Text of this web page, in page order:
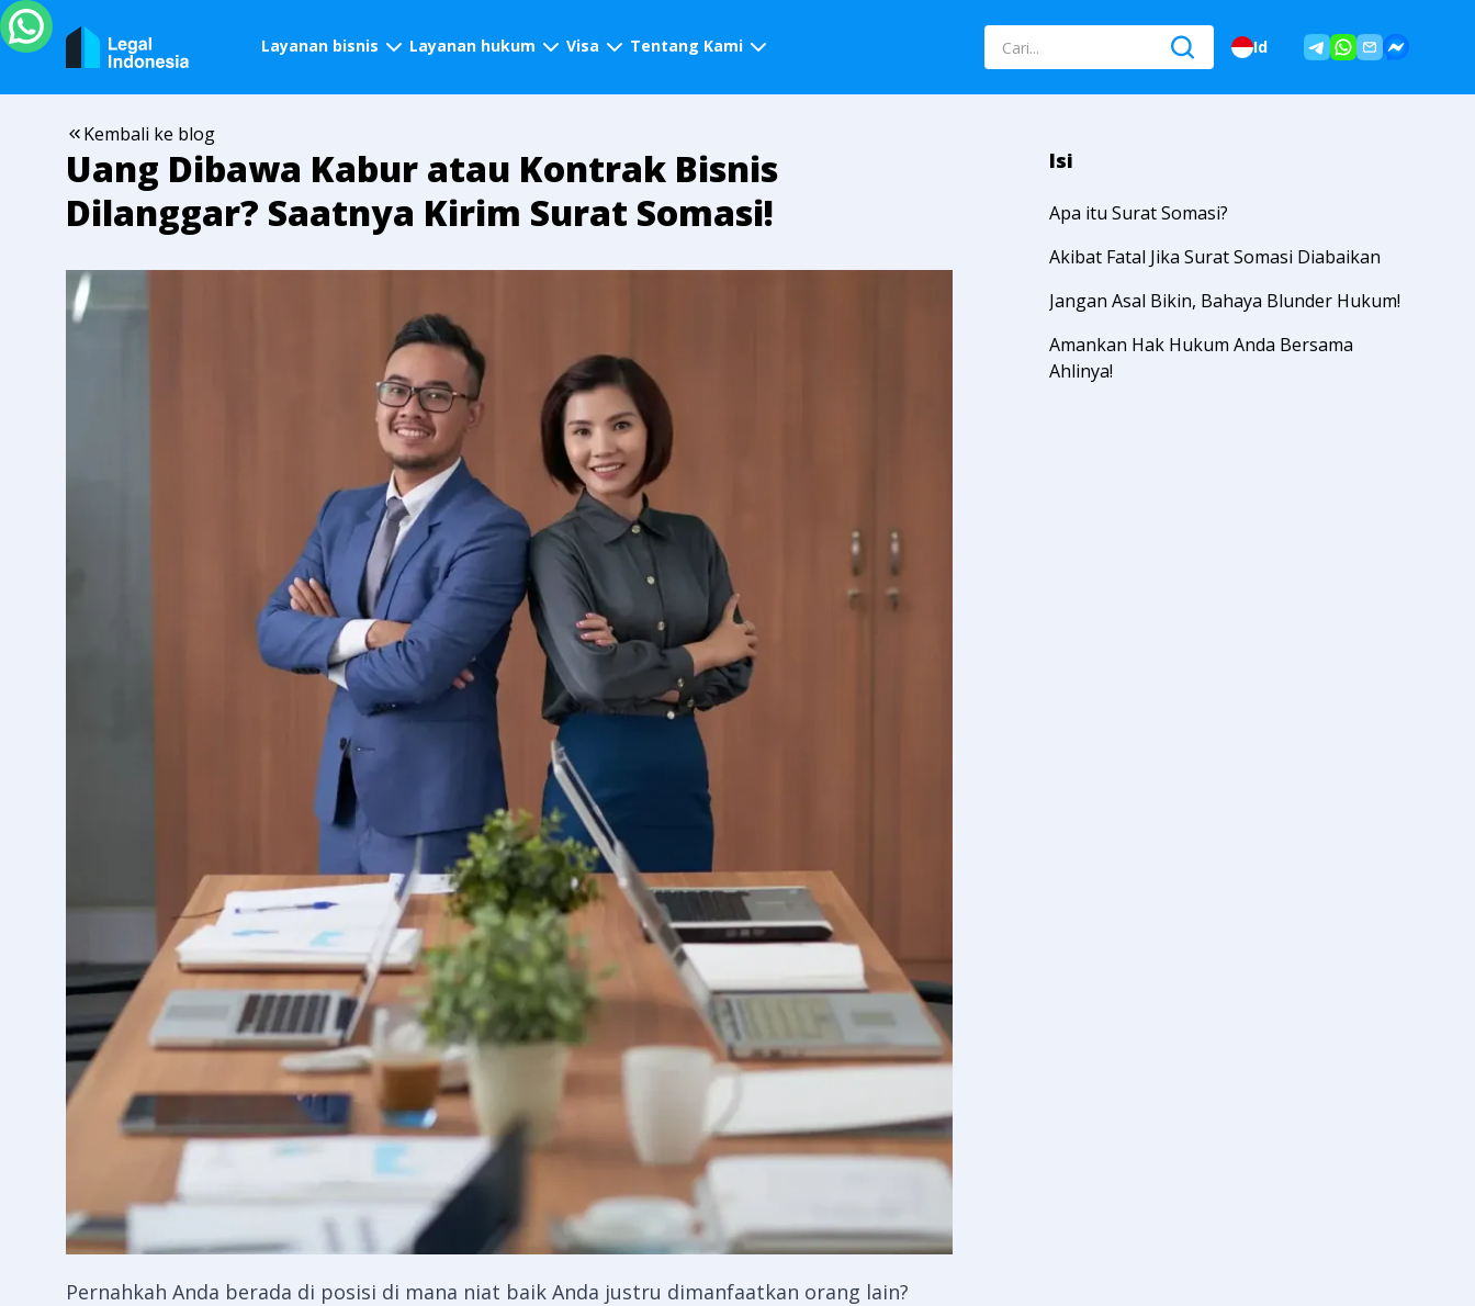
Layanan bisnis Layanan hukum Visa Tentang Kami Id
Kembali ke blog
Uang Dibawa Kabur atau Kontrak Bisnis
Dilanggar? Saatnya Kirim Surat Somasi!
Pernahkah Anda berada di posisi di mana niat baik Anda justru dimanfaatkan orang lain?
Isi
Apa itu Surat Somasi?
Akibat Fatal Jika Surat Somasi Diabaikan
Jangan Asal Bikin, Bahaya Blunder Hukum!
Amankan Hak Hukum Anda Bersama
Ahlinya!